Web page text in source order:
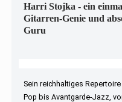
Harri Stojka - ein
Gitarren-Genie und
Guru
Sein reichhaltiges
Pop bis Avantgarde-Jazz,